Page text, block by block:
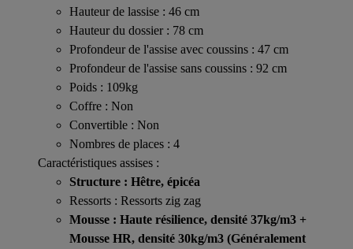
Hauteur de lassise : 46 cm
Hauteur du dossier : 78 cm
Profondeur de l'assise avec coussins : 47 cm
Profondeur de l'assise sans coussins : 92 cm
Poids : 109kg
Coffre : Non
Convertible : Non
Nombres de places : 4
Caractéristiques assises :
Structure : Hêtre, épicéa
Ressorts : Ressorts zig zag
Mousse : Haute résilience, densité 37kg/m3 +
Mousse HR, densité 30kg/m3 (Généralement